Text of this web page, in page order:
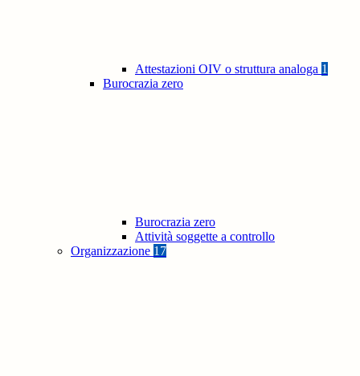
Attestazioni OIV o struttura analoga 1
Burocrazia zero
Burocrazia zero
Attività soggette a controllo
Organizzazione 17